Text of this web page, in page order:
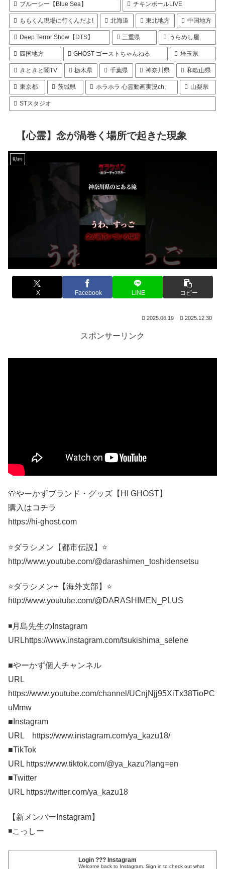
ブルーシー【Blue Sea】 チキンボールLIVE
ももくん現場に行くんだよ! 北海道 東北地方 中国地方
Deep Terror Show【DTS】 三重県 うらめし屋
四国地方 GHOST ゴーストちゃんねる 埼玉県
きときと闇TV 栃木県 千葉県 神奈川県 和歌山県
東京都 茨城県 ホラホラ 心霊動画実況ch。 山梨県
STスタジオ
【心霊】念が渦巻く場所で起きた現象
動画
X Facebook LINE コピー
2025.06.19 2025.12.30
スポンサーリンク
👕やーかずブランド・グッズ【HI GHOST】
購入はコチラ
https://hi-ghost.com
⭐️ダラシメン【都市伝説】⭐️
http://www.youtube.com/@darashimen_toshidensetsu
⭐️ダラシメン+【海外支部】⭐️
http://www.youtube.com/@DARASHIMEN_PLUS
◾️月島先生のInstagram
URLhttps://www.instagram.com/tsukishima_selene
■やーかず個人チャンネル
URL
https://www.youtube.com/channel/UCnjNjj95XiTx38TioPC
uMmw
■Instagram
URL https://www.instagram.com/ya_kazu18/
■TikTok
URL https://www.tiktok.com/@ya_kazu?lang=en​​
■Twitter
URL https://twitter.com/ya_kazu18
【新メンバーInstagram】
◾️こっしー
Login ??? Instagram
Welcome back to Instagram. Sign in to check out what